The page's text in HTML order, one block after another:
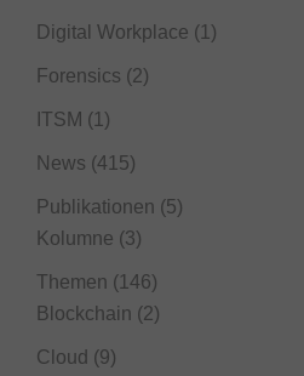
Digital Workplace (1)
Forensics (2)
ITSM (1)
News (415)
Publikationen (5)
Kolumne (3)
Themen (146)
Blockchain (2)
Cloud (9)